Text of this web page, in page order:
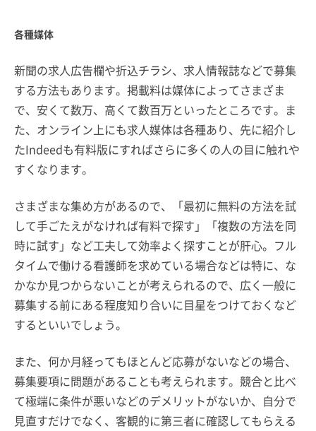
各種媒体
新聞の求人広告欄や折込チラシ、求人情報誌などで募集
する方法もあります。掲載料は媒体によってさまざま
で、安くて数万、高くて数百万といったところです。ま
た、オンライン上にも求人媒体は各種あり、先に紹介し
たIndeedも有料版にすればさらに多くの人の目に触れや
すくなります。
さまざまな集め方があるので、「最初に無料の方法を試
して手ごたえがなければ有料で探す」「複数の方法を同
時に試す」など工夫して効率よく探すことが肝心。フル
タイムで働ける看護師を求めている場合などは特に、な
かなか見つからないことが考えられるので、広く一般に
募集する前にある程度知り合いに目星をつけておくなど
するといいでしょう。
また、何か月経ってもほとんど応募がないなどの場合、
募集要項に問題があることも考えられます。競合と比べ
て極端に条件が悪いなどのデメリットがないか、自分で
見直すだけでなく、客観的に第三者に確認してもらえる